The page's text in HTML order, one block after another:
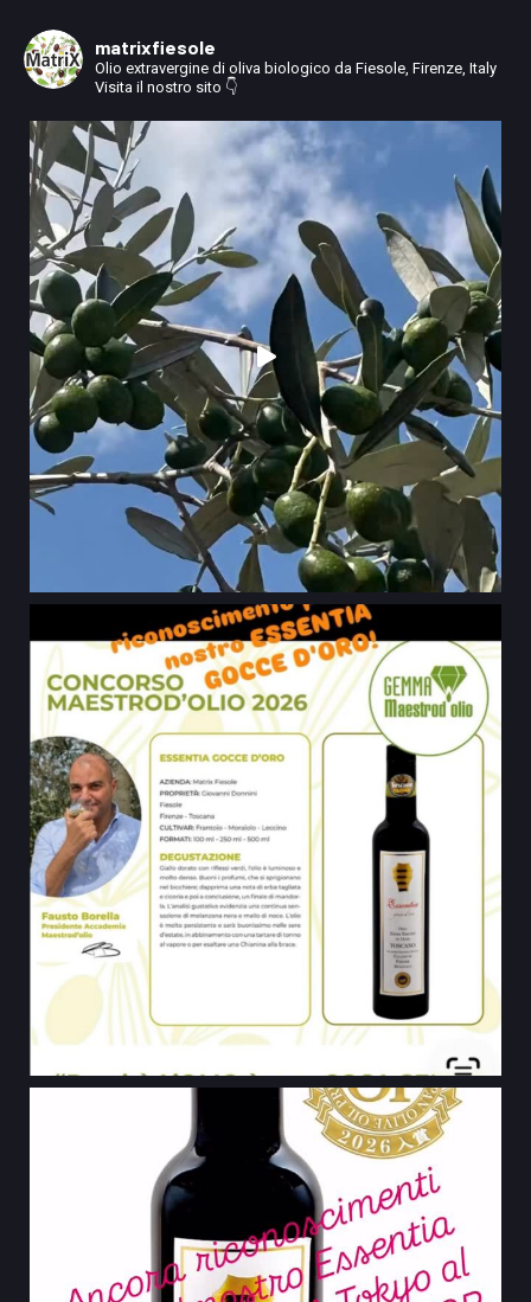
matrixfiesole
Olio extravergine di oliva biologico da Fiesole, Firenze, Italy
Visita il nostro sito 👇